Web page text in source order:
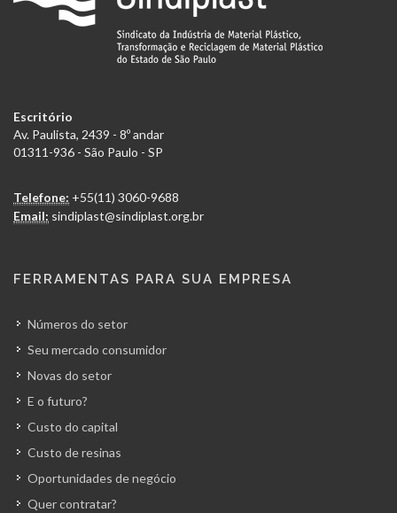
Escritório
Av. Paulista, 2439 - 8º andar
01311-936 - São Paulo - SP
Telefone: +55(11) 3060-9688
Email: sindiplast@sindiplast.org.br
FERRAMENTAS PARA SUA EMPRESA
Números do setor
Seu mercado consumidor
Novas do setor
E o futuro?
Custo do capital
Custo de resinas
Oportunidades de negócio
Quer contratar?